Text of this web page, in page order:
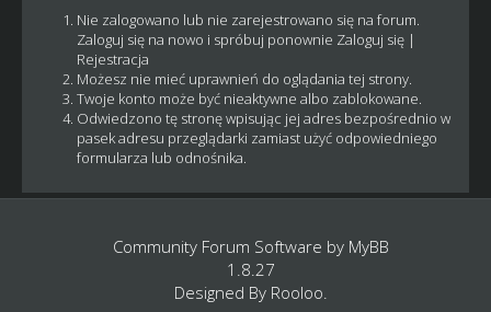
Nie zalogowano lub nie zarejestrowano się na forum.
Zaloguj się na nowo i spróbuj ponownie Zaloguj się|
Rejestracja
Możesz nie mieć uprawnień do oglądania tej strony.
Twoje konto może być nieaktywne albo zablokowane.
Odwiedzono tę stronę wpisując jej adres bezpośrednio w
pasek adresu przeglądarki zamiast użyć odpowiedniego
formularza lub odnośnika.
Community Forum Software by MyBB
1.8.27
Designed By Rooloo.